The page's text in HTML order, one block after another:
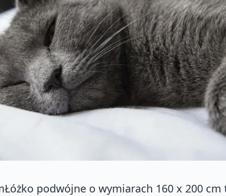
podwójne o wymiarach 160 x 200